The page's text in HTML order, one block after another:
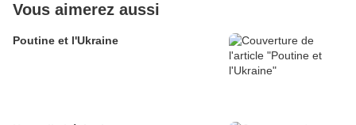
Vous aimerez aussi
Poutine et l'Ukraine